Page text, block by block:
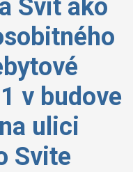
Svit ako
v budove
ulici
Svite